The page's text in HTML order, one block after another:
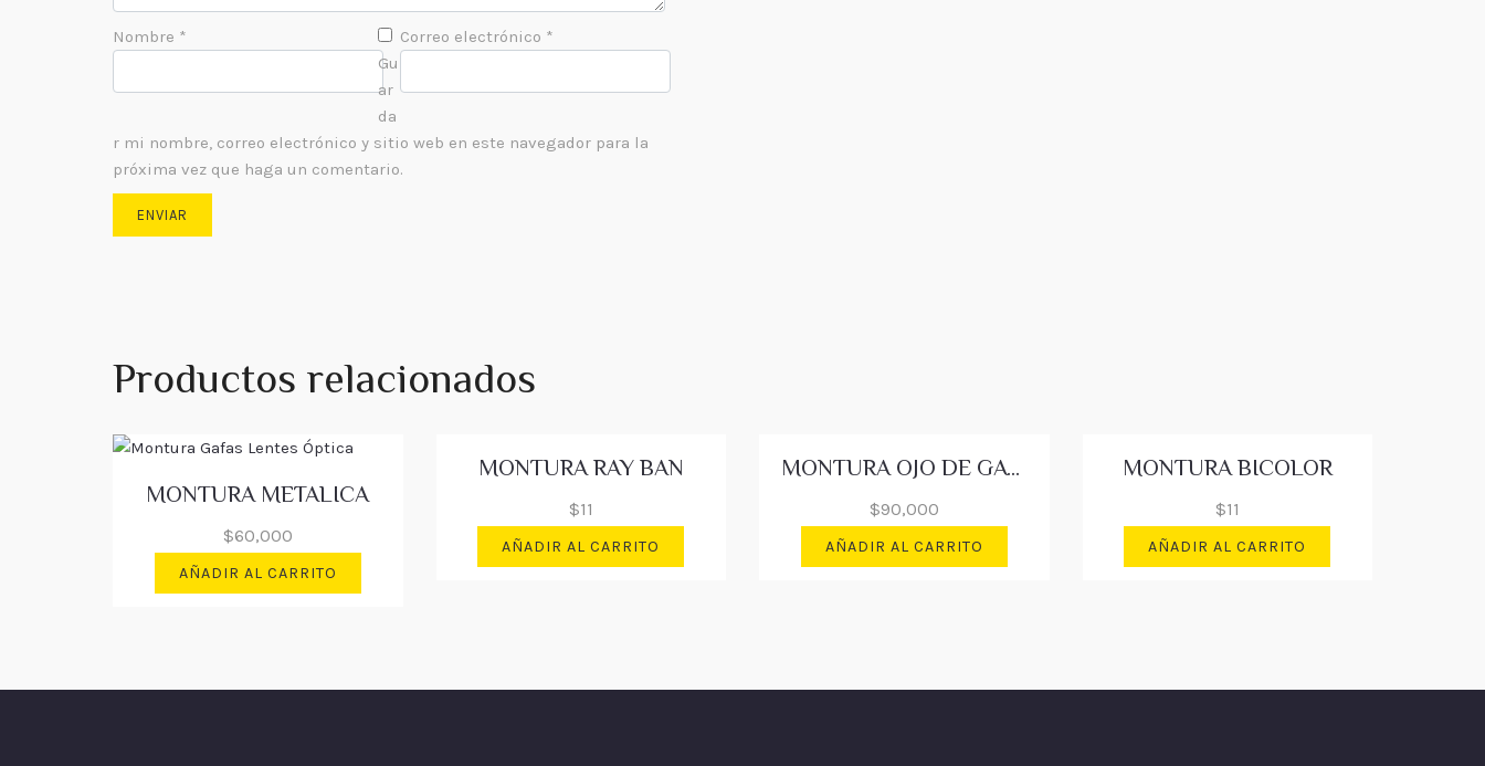
Nombre * Correo electrónico *
Gu
ar
da
r mi nombre, correo electrónico y sitio web en este navegador para la
próxima vez que haga un comentario.
Productos relacionados
MONTURA METALICA
$60,000
AÑADIR AL CARRITO
MONTURA RAY BAN
$11
AÑADIR AL CARRITO
MONTURA OJO DE GATO
$90,000
AÑADIR AL CARRITO
MONTURA BICOLOR
$11
AÑADIR AL CARRITO